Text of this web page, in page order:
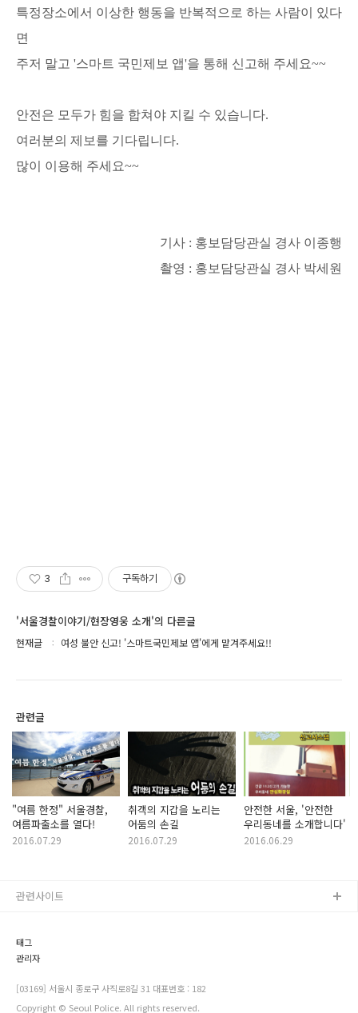
특정장소에서 이상한 행동을 반복적으로 하는 사람이 있다
면
주저 말고 '스마트 국민제보 앱'을 통해 신고해 주세요~~
안전은 모두가 힘을 합쳐야 지킬 수 있습니다.
여러분의 제보를 기다립니다.
많이 이용해 주세요~~
기사 : 홍보담당관실 경사 이종행
촬영 : 홍보담당관실 경사 박세원
3 구독하기
'서울경찰이야기/현장영웅 소개'의 다른글
현재글 여성 불안 신고! '스마트국민제보 앱'에게 맡겨주세요!!
관련글
"여름 한정" 서울경찰,
여름파출소를 열다!
2016.07.29
취객의 지갑을 노리는
어둠의 손길
2016.07.29
안전한 서울, '안전한
우리동네를 소개합니다'
2016.06.29
태그
관리자
[03169] 서울시 종로구 사직로8길 31 대표번호 : 182
Copyright © Seoul Police. All rights reserved.
관련사이트